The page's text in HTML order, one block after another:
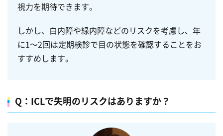
視力を期待できます。
しかし、白内障や緑内障などのリスクを考慮し、年
に1～2回は定期検診で目の状態を確認することをお
すすめします。
Q：ICLで失明のリスクはありますか？